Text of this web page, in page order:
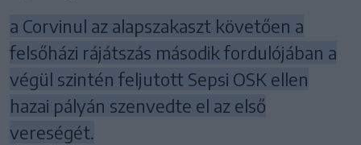
a Corvinul az alapszakaszt követően a
felsőházi rájátszás második fordulójában a
végül szintén feljutott Sepsi OSK ellen
hazai pályán szenvedte el az első
vereségét.